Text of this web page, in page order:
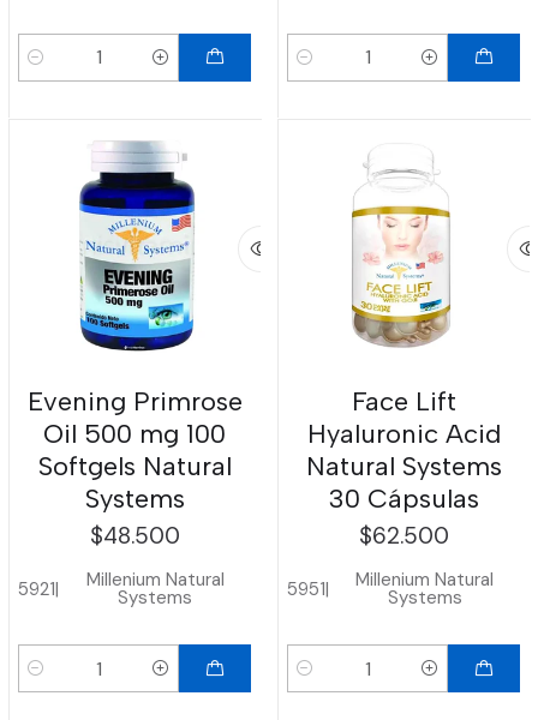
Cantidad Cantidad
Evening Primrose
Oil 500 mg 100
Softgels Natural
Systems
$48.500
5921| Millenium Natural
Systems
Cantidad
Face Lift
Hyaluronic Acid
Natural Systems
30 Cápsulas
$62.500
5951| Millenium Natural
Systems
Cantidad